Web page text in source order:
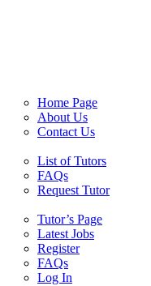
Home Page
About Us
Contact Us
List of Tutors
FAQs
Request Tutor
Tutor’s Page
Latest Jobs
Register
FAQs
Log In